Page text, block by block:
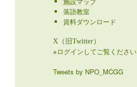
落語教室
資料ダウンロード
X（旧Twitter）
※ログインしてご覧ください
Tweets by NPO_MCGG